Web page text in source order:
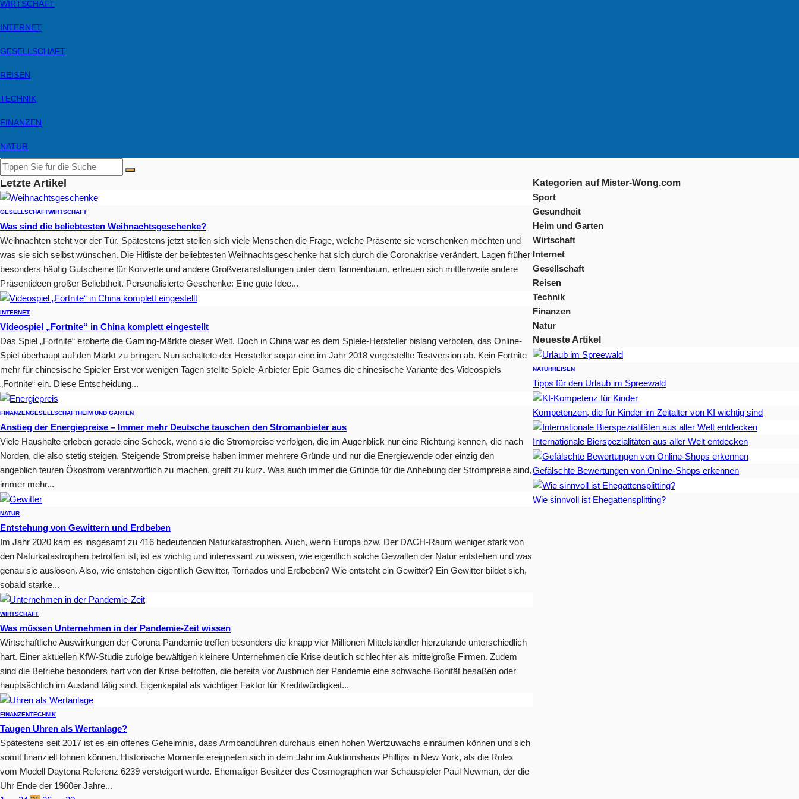
WIRTSCHAFT
INTERNET
GESELLSCHAFT
REISEN
TECHNIK
FINANZEN
NATUR
Letzte Artikel
GESELLSCHAFTWIRTSCHAFT
Was sind die beliebtesten Weihnachtsgeschenke?
Weihnachten steht vor der Tür. Spätestens jetzt stellen sich viele Menschen die Frage, welche Präsente sie verschenken möchten und
was sie sich selbst wünschen. Die Hitliste der beliebtesten Weihnachtsgeschenke hat sich durch die Coronakrise verändert. Lagen früher
besonders häufig Gutscheine für Konzerte und andere Großveranstaltungen unter dem Tannenbaum, erfreuen sich mittlerweile andere
Präsentideen großer Beliebtheit. Personalisierte Geschenke: Eine gute Idee...
INTERNET
Videospiel „Fortnite“ in China komplett eingestellt
Das Spiel „Fortnite“ eroberte die Gaming-Märkte dieser Welt. Doch in China war es dem Spiele-Hersteller bislang verboten, das Online-
Spiel überhaupt auf den Markt zu bringen. Nun schaltete der Hersteller sogar eine im Jahr 2018 vorgestellte Testversion ab. Kein Fortnite
mehr für chinesische Spieler Erst vor wenigen Tagen stellte Spiele-Anbieter Epic Games die chinesische Variante des Videospiels
„Fortnite“ ein. Diese Entscheidung...
FINANZENGESELLSCHAFTHEIM UND GARTEN
Anstieg der Energiepreise – Immer mehr Deutsche tauschen den Stromanbieter aus
Viele Haushalte erleben gerade eine Schock, wenn sie die Strompreise verfolgen, die im Augenblick nur eine Richtung kennen, die nach
Norden, die also stetig steigen. Steigende Strompreise haben immer mehrere Gründe und nur die Energiewende oder einzig den
angeblich teuren Ökostrom verantwortlich zu machen, greift zu kurz. Was auch immer die Gründe für die Anhebung der Strompreise sind,
immer mehr...
NATUR
Entstehung von Gewittern und Erdbeben
Im Jahr 2020 kam es insgesamt zu 416 bedeutenden Naturkatastrophen. Auch, wenn Europa bzw. Der DACH-Raum weniger stark von
den Naturkatastrophen betroffen ist, ist es wichtig und interessant zu wissen, wie eigentlich solche Gewalten der Natur entstehen und was
genau sie auslösen. Also, wie entstehen eigentlich Gewitter, Tornados und Erdbeben? Wie entsteht ein Gewitter? Ein Gewitter bildet sich,
sobald starke...
WIRTSCHAFT
Was müssen Unternehmen in der Pandemie-Zeit wissen
Wirtschaftliche Auswirkungen der Corona-Pandemie treffen besonders die knapp vier Millionen Mittelständler hierzulande unterschiedlich
hart. Einer aktuellen KfW-Studie zufolge bewältigen kleinere Unternehmen die Krise deutlich schlechter als mittelgroße Firmen. Zudem
sind die Betriebe besonders hart von der Krise betroffen, die bereits vor Ausbruch der Pandemie eine schwache Bonität besaßen oder
hauptsächlich im Ausland tätig sind. Eigenkapital als wichtiger Faktor für Kreditwürdigkeit...
FINANZENTECHNIK
Taugen Uhren als Wertanlage?
Spätestens seit 2017 ist es ein offenes Geheimnis, dass Armbanduhren durchaus einen hohen Wertzuwachs einräumen können und sich
somit finanziell lohnen können. Historische Momente ereigneten sich in dem Jahr im Auktionshaus Phillips in New York, als die Rolex
vom Modell Daytona Referenz 6239 versteigert wurde. Ehemaliger Besitzer des Cosmographen war Schauspieler Paul Newman, der die
Uhr Ende der 1960er Jahre...
Kategorien auf Mister-Wong.com
Sport
Gesundheit
Heim und Garten
Wirtschaft
Internet
Gesellschaft
Reisen
Technik
Finanzen
Natur
Neueste Artikel
NATURREISEN
Tipps für den Urlaub im Spreewald
Kompetenzen, die für Kinder im Zeitalter von KI wichtig sind
Internationale Bierspezialitäten aus aller Welt entdecken
Gefälschte Bewertungen von Online-Shops erkennen
Wie sinnvoll ist Ehegattensplitting?